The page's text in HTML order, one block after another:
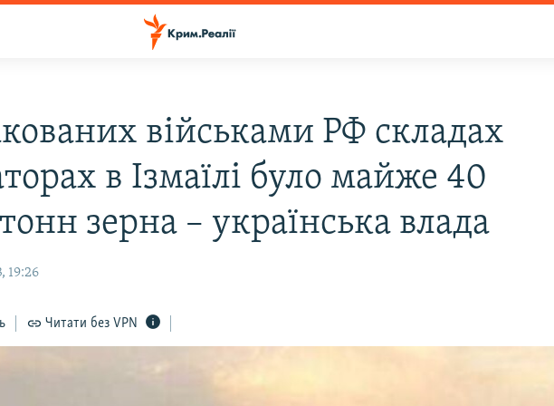
військами РФ складах
в Ізмаїлі було майже 40
зерна – українська влада
19:26
Читати без VPN